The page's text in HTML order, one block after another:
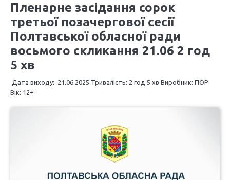
Пленарне засідання сорок
третьої позачергової сесії
Полтавської обласної ради
восьмого скликання 21.06 2 год
5 хв
Дата виходу: 21.06.2025 Тривалість: 2 год 5 хв Виробник: ПОР
Вік: 12+